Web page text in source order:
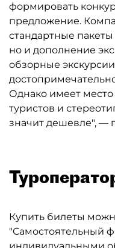
формировать
предложение.
стандартные
но и дополнение
обзорные
Однако имеет
туристов и
значит дешевле", —
Купить билеты
"Самостоятельный